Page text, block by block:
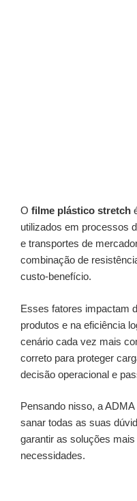
O filme plástico stretch
utilizados em processos
e transportes de
combinação de
custo-benefício.
Esses fatores impactam
produtos e na eficiência
cenário cada vez mais
correto para proteger
decisão operacional e
Pensando nisso, a
sanar todas as suas
garantir as soluções
necessidades.